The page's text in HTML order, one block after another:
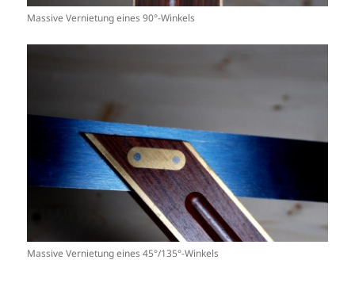
Massive Vernietung eines 90°-Winkels
Massive Vernietung eines 45°/135°-Winkels